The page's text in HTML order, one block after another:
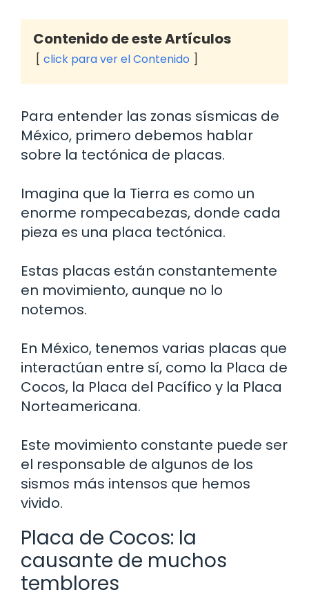
Contenido de este Artículos
click para ver el Contenido
Para entender las zonas sísmicas de
México, primero debemos hablar
sobre la tectónica de placas.
Imagina que la Tierra es como un
enorme rompecabezas, donde cada
pieza es una placa tectónica.
Estas placas están constantemente
en movimiento, aunque no lo
notemos.
En México, tenemos varias placas que
interactúan entre sí, como la Placa de
Cocos, la Placa del Pacífico y la Placa
Norteamericana.
Este movimiento constante puede ser
el responsable de algunos de los
sismos más intensos que hemos
vivido.
Placa de Cocos: la
causante de muchos
temblores